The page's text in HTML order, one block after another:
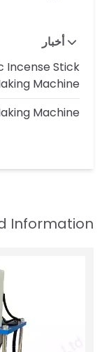
أخبار
Incense Stick
Machine?
Machine?